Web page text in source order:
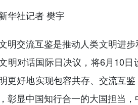
社记者 樊宇
交流互鉴是推动人类文明进步
明对话国际日决议，将6月10
更好地实现包容共存、交流互
彰显中国知行合一的大国担当